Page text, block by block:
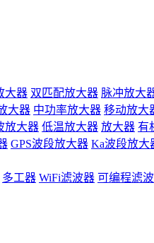
大器 双匹配放大器 脉冲放大
大器 中功率放大器 移动放大
放大器 低温放大器 放大器 有
GPS波段放大器 Ka波段放大
多工器 WiFi滤波器 可编程滤